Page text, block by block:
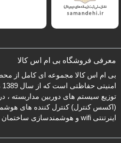
معرفی فروشگاه بی ام اس کالا
بی ام اس کالا مجموعه ای کامل از
توزیع سیستم های دوربین مداربسته ،
(اکسس کنترل) کنترل کننده های
اینرتنتی wifi و هوشمندسازی ساختمان می باشد